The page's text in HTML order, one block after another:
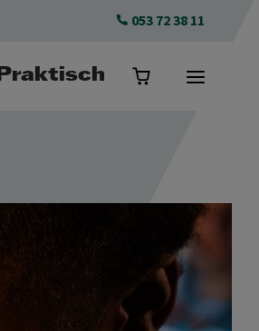
053 72 38 11
Praktisch